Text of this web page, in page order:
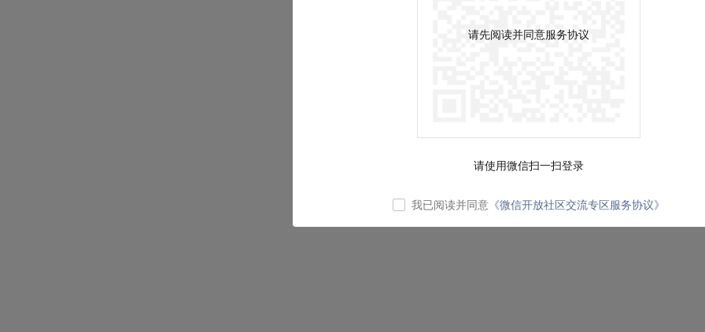
请先阅读并同意服务协议
请使用微信扫一扫登录
我已阅读并同意 《微信开放社区交流专区服务协议》